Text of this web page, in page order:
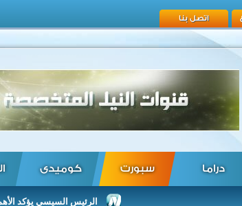
اتصل بنا
دراما سبورت كوميدى
الرئيس السيسي يؤكد الأهمية